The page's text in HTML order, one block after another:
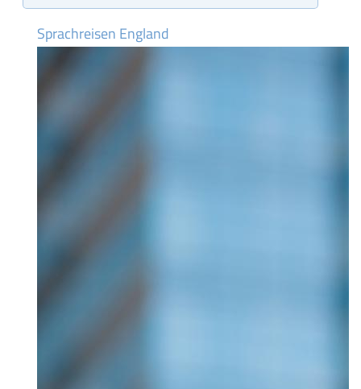
Sprachreisen England